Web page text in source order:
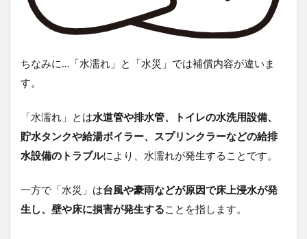
ちなみに…「水濡れ」と「水災」では補償内容が違いま
す。
「水濡れ」 とは水道管や排水管、トイレの水洗用設備、
貯水タンクや給湯ボイラー、スプリンクラーなどの給排
水設備のトラブルにより、水濡れが発生することです。
一方で 「水災」 は台風や豪雨などが原因で床上浸水が発
生し、壁や床に損害が発生することを指します。